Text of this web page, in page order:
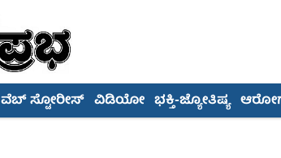
ವೆಬ್ ಸ್ಟೋರೀಸ್ ವಿಡಿಯೋ ಭಕ್ತಿ-ಜ್ಯೋತಿಷ್ಯ